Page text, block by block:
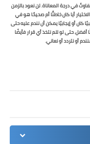
في درجة المعاناة. لن نعود بالزمن
أيا كان خاطئًا أم صحيحًا هو في
كان أو إيجابيًا يمكن أن نندم عليه حتى
حتى لو للم نتخذ أي قرار فأيضًا
أو نتردد أو نعاني.